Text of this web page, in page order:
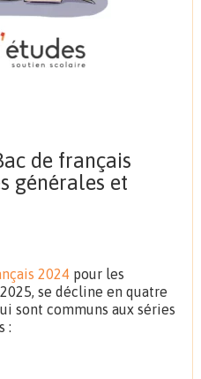
de français
générales et
2024pour les
se décline en quatre
sont communs aux séries
: